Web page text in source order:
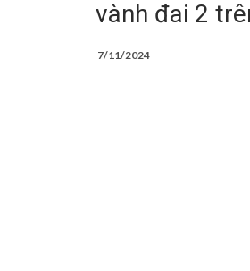
vành đai 2
7/11/2024